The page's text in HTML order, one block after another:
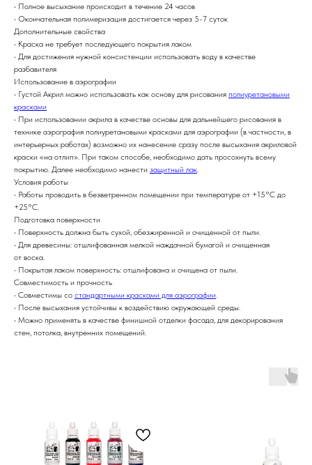
• Полное высыхание происходит в течение 24 часов
• Окончательная полимеризация достигается через 5-7 суток
Дополнительные свойства
• Краска не требует последующего покрытия лаком
• Для достижения нужной консистенции использовать воду в качестве
разбавителя
Использование в аэрографии
• Густой Акрил можно использовать как основу для рисования полиуретановыми
красками
• При использовании акрила в качестве основы для дальнейшего рисования в
технике аэрография полиуретановыми красками для аэрографии (в частности, в
интерьерных работах) возможно их нанесение сразу после высыхания акриловой
краски «на отлип». При таком способе, необходимо дать просохнуть всему
покрытию. Далее необходимо нанести защитный лак.
Условия работы
• Работы проводить в безветренном помещении при температуре от +15°С до
+25°С.
Подготовка поверхности
• Поверхность должна быть сухой, обезжиренной и очищенной от пыли.
• Для древесины: отшлифованная мелкой наждачной бумагой и очищенная
от воска.
• Покрытая лаком поверхность: отшлифована и очищена от пыли.
Совместимость и прочность
• Совместимы со стандартными красками для аэрографии.
• После высыхания устойчивы к воздействию окружающей среды.
• Можно применять в качестве финишной отделки фасада, для декорирования
стен, потолка, внутренних помещений.